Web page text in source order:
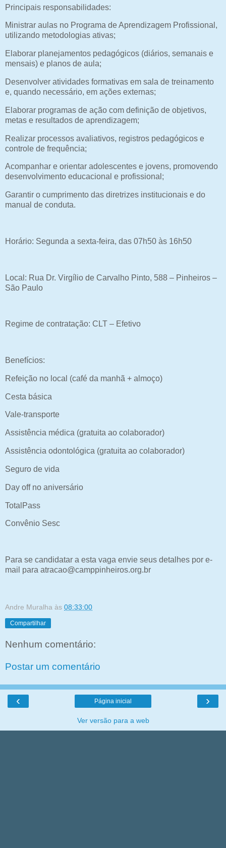
Principais responsabilidades:
Ministrar aulas no Programa de Aprendizagem Profissional,
utilizando metodologias ativas;
Elaborar planejamentos pedagógicos (diários, semanais e
mensais) e planos de aula;
Desenvolver atividades formativas em sala de treinamento
e, quando necessário, em ações externas;
Elaborar programas de ação com definição de objetivos,
metas e resultados de aprendizagem;
Realizar processos avaliativos, registros pedagógicos e
controle de frequência;
Acompanhar e orientar adolescentes e jovens, promovendo
desenvolvimento educacional e profissional;
Garantir o cumprimento das diretrizes institucionais e do
manual de conduta.
Horário: Segunda a sexta-feira, das 07h50 às 16h50
Local: Rua Dr. Virgílio de Carvalho Pinto, 588 – Pinheiros –
São Paulo
Regime de contratação: CLT – Efetivo
Benefícios:
Refeição no local (café da manhã + almoço)
Cesta básica
Vale-transporte
Assistência médica (gratuita ao colaborador)
Assistência odontológica (gratuita ao colaborador)
Seguro de vida
Day off no aniversário
TotalPass
Convênio Sesc
Para se candidatar a esta vaga envie seus detalhes por e-
mail para atracao@camppinheiros.org.br
Andre Muralha às 08:33:00
Compartilhar
Nenhum comentário:
Postar um comentário
‹ ›
Página inicial
Ver versão para a web